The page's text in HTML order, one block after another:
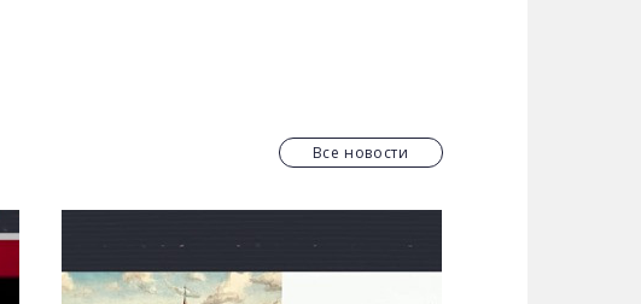
крючок вражеской пропаганды.
Все новости